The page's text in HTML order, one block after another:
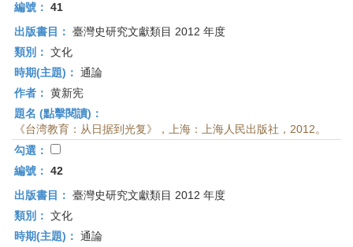
編號： 41
出版書目： 臺灣史研究文獻類目 2012 年度
類別： 文化
時期(主題)： 通論
作者： 黄新宪
題名 (點擊閱讀)：
《台湾教育：从日据到光复》，上海：上海人民出版社，2012。
勾選：
編號： 42
出版書目： 臺灣史研究文獻類目 2012 年度
類別： 文化
時期(主題)： 通論